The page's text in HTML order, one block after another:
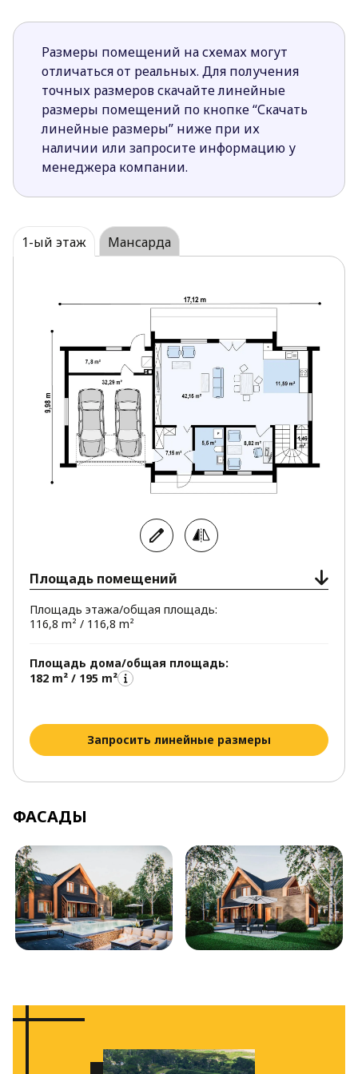
Размеры помещений на схемах могут
отличаться от реальных. Для получения
точных размеров скачайте линейные
размеры помещений по кнопке “Скачать
линейные размеры” ниже при их
наличии или запросите информацию у
менеджера компании.
1-ый этаж Мансарда
Площадь помещений
Площадь этажа/общая площадь:
116,8 m² / 116,8 m²
Площадь дома/общая площадь:
182 m² / 195 m²
Запросить линейные размеры
ФАСАДЫ